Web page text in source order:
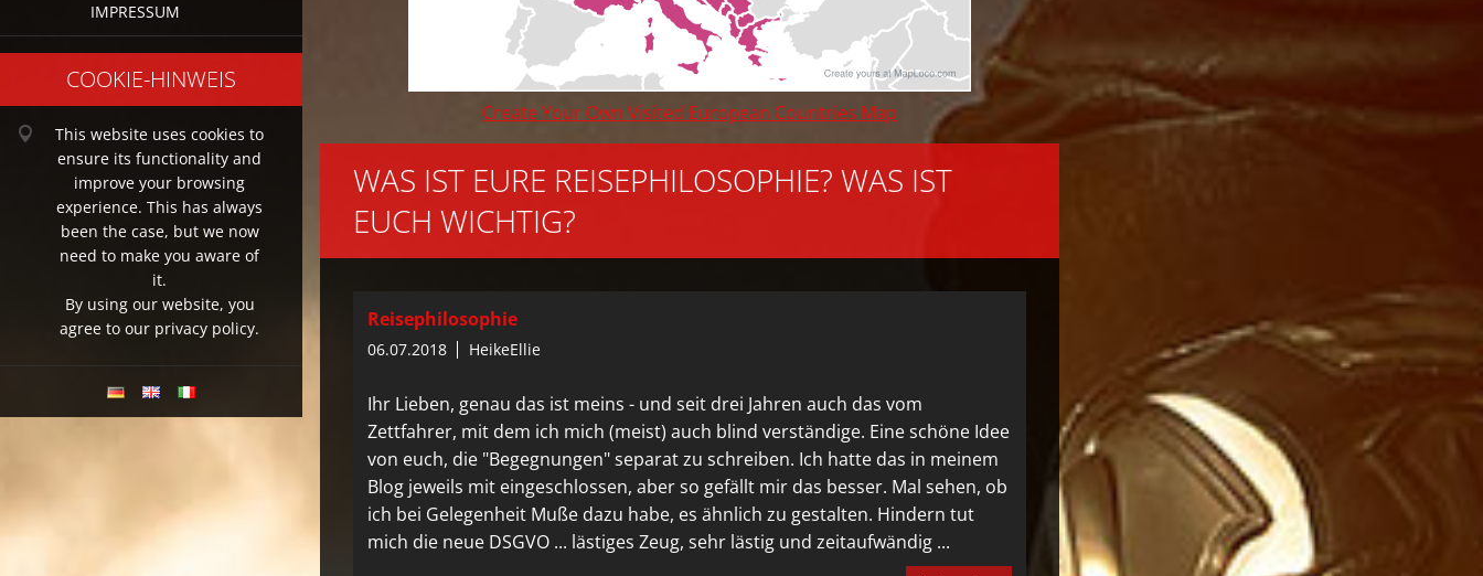
IMPRESSUM
COOKIE-HINWEIS
This website uses cookies to
ensure its functionality and
improve your browsing
experience. This has always
been the case, but we now
need to make you aware of
it.
By using our website, you
agree to our privacy policy.
Create Your Own Visited European Countries Map
WAS IST EURE REISEPHILOSOPHIE? WAS IST
EUCH WICHTIG?
Reisephilosophie
06.07.2018 HeikeEllie
Ihr Lieben, genau das ist meins - und seit drei Jahren auch das vom
Zettfahrer, mit dem ich mich (meist) auch blind verständige. Eine schöne Idee
von euch, die "Begegnungen" separat zu schreiben. Ich hatte das in meinem
Blog jeweils mit eingeschlossen, aber so gefällt mir das besser. Mal sehen, ob
ich bei Gelegenheit Muße dazu habe, es ähnlich zu gestalten. Hindern tut
mich die neue DSGVO ... lästiges Zeug, sehr lästig und zeitaufwändig ...